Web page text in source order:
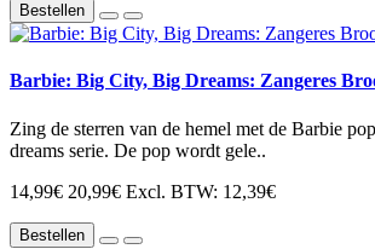
Bestellen
Barbie: Big City, Big Dreams: Zangeres
Zing de sterren van de hemel met de Barbie
dreams serie. De pop wordt gele..
14,99€ 20,99€ Excl. BTW: 12,39€
Bestellen